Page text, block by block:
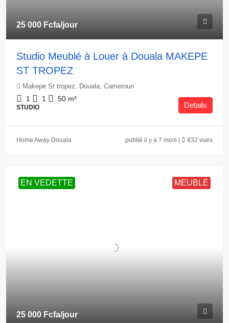
25 000 Fcfa/jour
Studio Meublé à Louer à Douala MAKEPE
ST TROPEZ
Makepe St tropez, Douala, Cameroun
1 1 50 m²
STUDIO Details
Home Away Douala publié il y a 7 mois | 832 vues
EN VEDETTE MEUBLÉ
25 000 Fcfa/jour